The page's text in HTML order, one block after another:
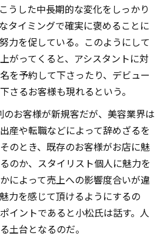
うした中長期的な変化をしっかり
タイミングで確実に褒めることに
力を促している。このようにして
がってくると、アシスタントに対
を予約して下さったり、デビュー
さるお客様も現れるという。
のお客様が新規客だが、美容業界は
産や転職などによって辞めざるを
のとき、既存のお客様がお店に魅
のか、スタイリスト個人に魅力を
によって売上への影響度合いが違
力を感じて頂けるようにするの
イントであると小松氏は話す。人
土台となるのだ。